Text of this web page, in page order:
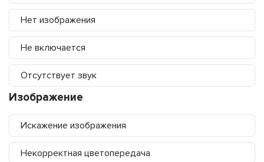
Нет изображения
Не включается
Отсутствует звук
Изображение
Искажение изображения
Некорректная цветопередача